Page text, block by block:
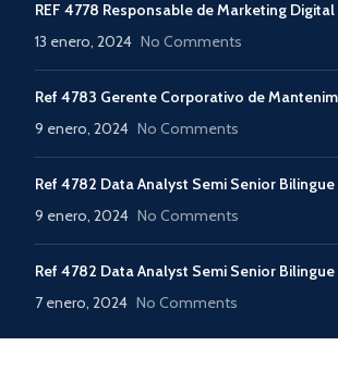
REF 4778 Responsable de Marketing
13 enero, 2024 No Comments
Ref 4783 Gerente Corporativo de
9 enero, 2024 No Comments
Ref 4782 Data Analyst Semi Senior
9 enero, 2024 No Comments
Ref 4782 Data Analyst Semi Senior
7 enero, 2024 No Comments